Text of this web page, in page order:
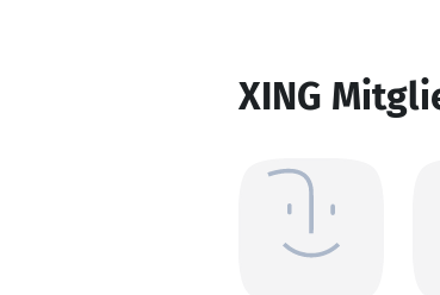
XING